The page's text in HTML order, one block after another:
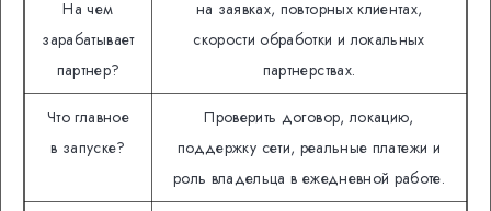
На чем
зарабатывает
партнер?
на заявках, повторных клиентах,
скорости обработки и локальных
партнерствах.
Что главное
в запуске?
Проверить договор, локацию,
поддержку сети, реальные платежи и
роль владельца в ежедневной работе.